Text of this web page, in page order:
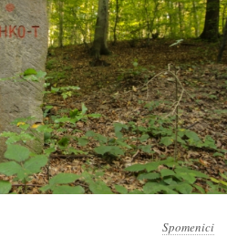
Spomenici